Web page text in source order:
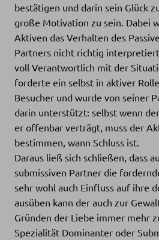
bestätigen und darin sein Glück
große Motivation zu sein. Dabei
Aktiven das Verhalten des
Partners nicht richtig
voll Verantwortlich mit der
forderte ein selbst in aktiver
Besucher und wurde von seiner
darin unterstützt: selbst wenn
er offenbar verträgt, muss der
bestimmen, wann Schluss ist.
Daraus ließ sich schließen, dass
submissiven Partner die
sehr wohl auch Einfluss auf ihre
ausüben kann der auch zur
Gründen der Liebe immer mehr
Spezialität Dominanter oder